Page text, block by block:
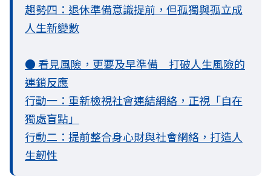
趨勢四：退休準備意識提前，但孤獨與孤立成
人生新變數
● 看見風險，更要及早準備 打破人生風險的
連鎖反應
行動一：重新檢視社會連結網絡，正視「自在
獨處盲點」
行動二：提前整合身心財與社會網絡，打造人
生韌性